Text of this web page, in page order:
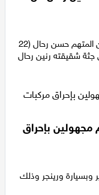
رحال من
ادانت المحكمة المركزية في الناصرة اليوم الاثنين المتهم حسن رحال (22
شقيقته رنين رحال
بإحراق
وبسيارة ورينجر وذلك